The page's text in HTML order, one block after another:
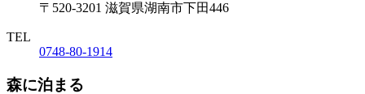
〒520-3201 滋賀県湖南市下田446
TEL
0748-80-1914
森に泊まる